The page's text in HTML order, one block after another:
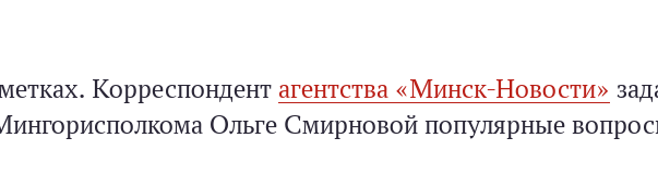
Корреспондент агентства «Минск-Новости»
Ольге Смирновой популярные